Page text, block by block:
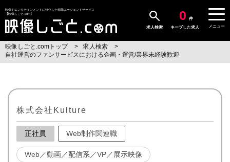
映像やエンタテインメントに特化した転職エージェントサービス
【映像しごと.com】
求人検索
0
件
キープした求人
メニュー
映像しごと.comトップ
求人検索
自社運営のファンサービスにおける企画・運営/業界未経験歓迎
株式会社Kulture
正社員 Web制作関連職
Web／動画／配信系／VP／展示映像